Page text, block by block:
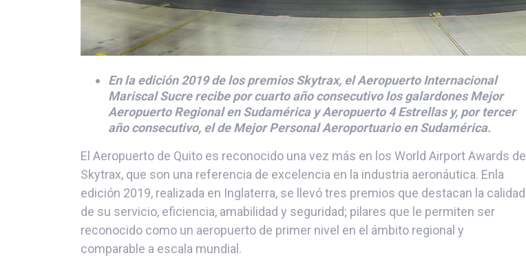
En la edición 2019 de los premios Skytrax, el Aeropuerto Internacional
Mariscal Sucre recibe por cuarto año consecutivo los galardones Mejor
Aeropuerto Regional en Sudamérica y Aeropuerto 4 Estrellas y, por tercer
año consecutivo, el de Mejor Personal Aeroportuario en Sudamérica.
El Aeropuerto de Quito es reconocido una vez más en los World Airport Awards de
Skytrax, que son una referencia de excelencia en la industria aeronáutica. Enla
edición 2019, realizada en Inglaterra, se llevó tres premios que destacan la calidad
de su servicio, eficiencia, amabilidad y seguridad; pilares que le permiten ser
reconocido como un aeropuerto de primer nivel en el ámbito regional y
comparable a escala mundial.